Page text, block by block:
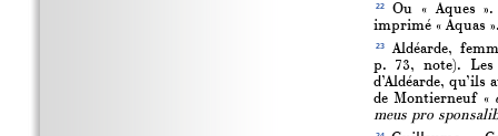
22Ou « Aques
imprimé « Aquas
23Aldéarde,
p. 73, note).
d’Aldéarde,
de Montierneuf «
meus pro